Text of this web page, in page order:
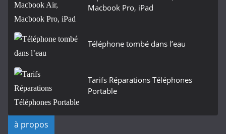
Macbook Pro, iPad
Téléphone tombé dans l’eau
Tarifs Réparations Téléphones
Portable
à propos